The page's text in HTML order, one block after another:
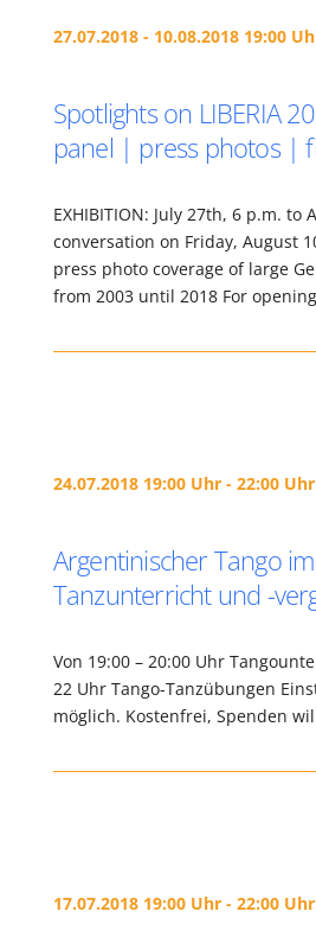
27.07.2018 - 10.08.2018 19:00
Spotlights on LIBERIA
panel | press photos |
EXHIBITION: July 27th, 6 p.m. to
conversation on Friday, August
press photo coverage of large
from 2003 until 2018 For
24.07.2018 19:00 Uhr - 22:00
Argentinischer Tango
Tanzunterricht und -
Von 19:00 – 20:00 Uhr
22 Uhr Tango-Tanzübungen
möglich. Kostenfrei, Spenden
17.07.2018 19:00 Uhr - 22:00